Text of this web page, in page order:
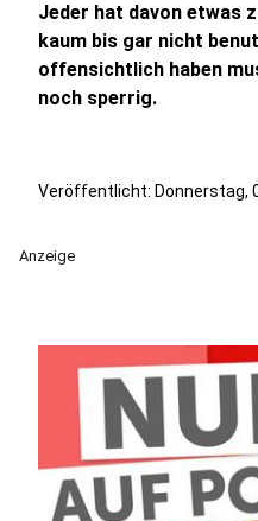
Jeder hat davon etwas
kaum bis gar nicht
offensichtlich haben
noch sperrig.
Veröffentlicht: Donnerstag,
Anzeige